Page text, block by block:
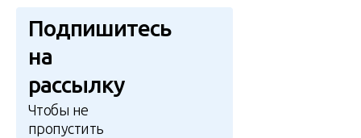
Подпишитесь
на
рассылку
Чтобы не
пропустить